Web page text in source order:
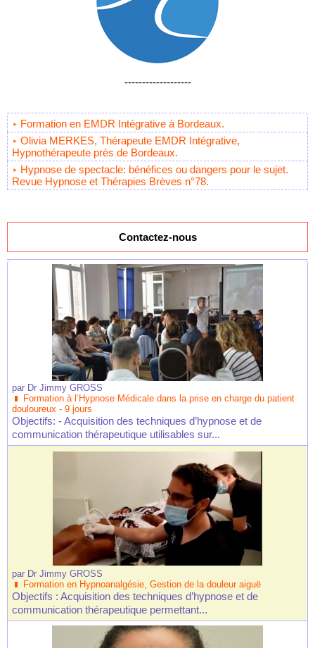
-------------------
Formation en EMDR Intégrative à Bordeaux.
Olivia MERKES, Thérapeute EMDR Intégrative,
Hypnothérapeute près de Bordeaux.
Hypnose de spectacle: bénéfices ou dangers pour le sujet.
Revue Hypnose et Thérapies Brèves n°78.
Contactez-nous
par Dr Jimmy GROSS
Formation à l’Hypnose Médicale dans la prise en charge du patient
douloureux - 9 jours
Objectifs: - Acquisition des techniques d’hypnose et de
communication thérapeutique utilisables sur...
par Dr Jimmy GROSS
Formation en Hypnoanalgésie, Gestion de la douleur aiguë
Objectifs : Acquisition des techniques d’hypnose et de
communication thérapeutique permettant...